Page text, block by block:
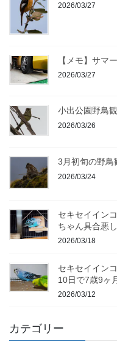
2026/03/27
【メモ】サマ
2026/03/27
小出公園野鳥
2026/03/26
3月初旬の野鳥
2026/03/24
セキセイイン
ちゃん具合悪
2026/03/18
セキセイイン
10日で7歳9ヶ
2026/03/12
カテゴリー